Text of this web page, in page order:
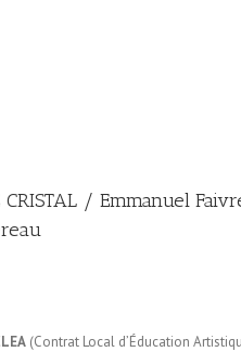
CRISTAL / Emmanuel
(Contrat Local d’Éducation